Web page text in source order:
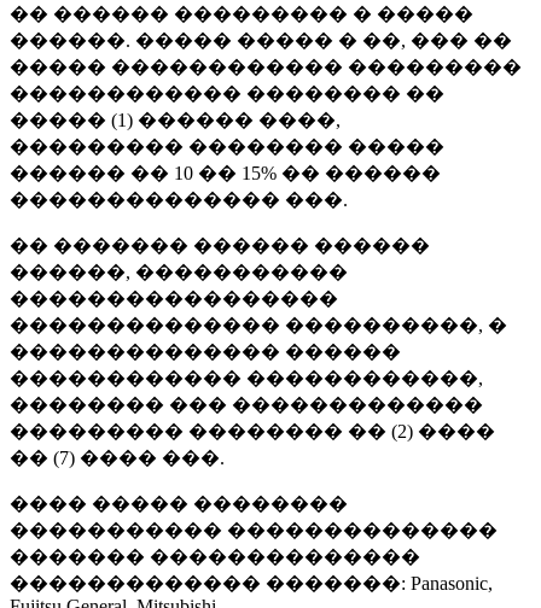
�� ������ ��������� � �����
������. ����� ����� � ��, ��� ��
����� ������������ ���������
������������ �������� ��
����� (1) ������ ����,
��������� �������� �����
������ �� 10 �� 15% �� ������
�������������� ���.
�� ������� ������ ������
������, �����������
�����������������
�������������� ����������, �
�������������� ������
������������ ������������,
�������� ��� �������������
��������� �������� �� (2) ����
�� (7) ���� ���.
���� ����� ��������
����������� ��������������
������� ��������������
������������� �������: Panasonic,